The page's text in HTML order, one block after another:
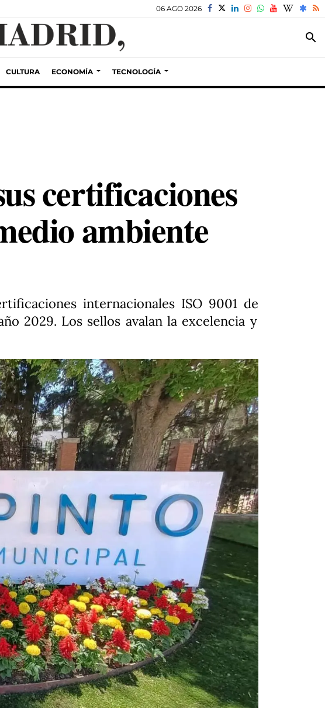
06 AGO 2026
search
CULTURA ECONOMÍA TECNOLOGÍA
certificaciones
ambiente
internacionales ISO 9001 de
2029. Los sellos avalan la excelencia y